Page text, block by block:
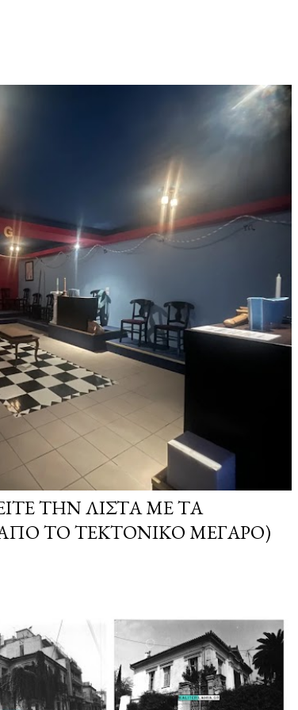
ΤΗΝ ΛΊΣΤΑ ΜΕ ΤΑ
ΤΟ ΤΕΚΤΟΝΙΚΌ ΜΈΓΑΡΟ)